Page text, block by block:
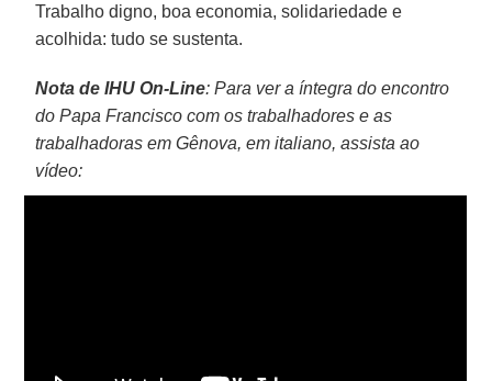
Trabalho digno, boa economia, solidariedade e
acolhida: tudo se sustenta.
Nota de IHU On-Line: Para ver a íntegra do encontro
do Papa Francisco com os trabalhadores e as
trabalhadoras em Gênova, em italiano, assista ao
vídeo: